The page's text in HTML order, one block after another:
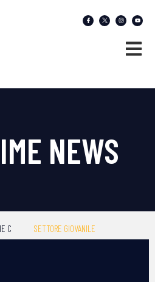
NEWS
C SETTORE GIOVANILE